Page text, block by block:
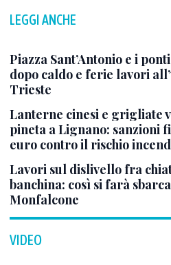
LEGGI ANCHE
Piazza Sant’Antonio e i
dopo caldo e ferie lavori
Trieste
Lanterne cinesi e grigliate
pineta a Lignano: sanzioni
euro contro il rischio
Lavori sul dislivello fra
banchina: così si farà
Monfalcone
VIDEO